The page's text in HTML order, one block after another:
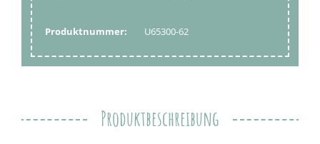
Produktnummer: U65300-62
Produktbeschreibung